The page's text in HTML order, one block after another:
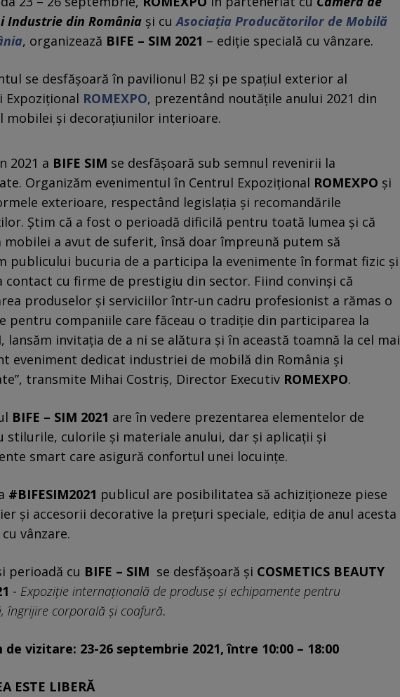
Industrie din România și cuAsociația Producătorilor de Mobilă
, organizează BIFE – SIM 2021 – ediție specială cu vânzare.
se desfășoară în pavilionul B2 și pe spațiul exterior al
Expozițional ROMEXPO, prezentând noutățile anului 2021 din
mobilei și decorațiunilor interioare.
2021 a BIFE SIM se desfășoară sub semnul revenirii la
Organizăm evenimentul în Centrul Expozițional ROMEXPO și
exterioare, respectând legislația și recomandările
Știm că a fost o perioadă dificilă pentru toată lumea și că
mobilei a avut de suferit, însă doar împreună putem să
publicului bucuria de a participa la evenimente în format fizic și
contact cu firme de prestigiu din sector. Fiind convinși că
produselor și serviciilor într-un cadru profesionist a rămas o
pentru companiile care făceau o tradiție din participarea la
, lansăm invitația de a ni se alătura și în această toamnă la cel mai
eveniment dedicat industriei de mobilă din România și
transmite Mihai Costriș, Director Executiv ROMEXPO.
BIFE – SIM 2021 are în vedere prezentarea elementelor de
stilurile, culorile și materiale anului, dar și aplicații și
smart care asigură confortul unei locuințe.
#BIFESIM2021 publicul are posibilitatea să achiziționeze piese
și accesorii decorative la prețuri speciale, ediția de anul acesta
vânzare.
perioadă cu BIFE – SIM se desfășoară și COSMETICS BEAUTY
- Expoziție internațională de produse și echipamente pentru
îngrijire corporaIă și coafură.
de vizitare: 23-26 septembrie 2021, între 10:00 – 18:00
ESTE LIBERĂ